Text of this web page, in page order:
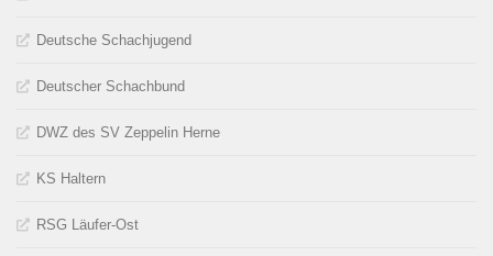
Deutsche Schachjugend
Deutscher Schachbund
DWZ des SV Zeppelin Herne
KS Haltern
RSG Läufer-Ost